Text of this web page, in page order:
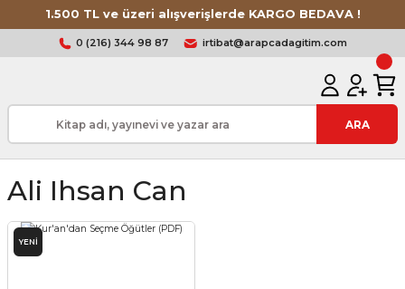
1.500 TL ve üzeri alışverişlerde KARGO BEDAVA !
0 (216) 344 98 87 irtibat@arapcadagitim.com
ARA
Ali Ihsan Can
YENİ